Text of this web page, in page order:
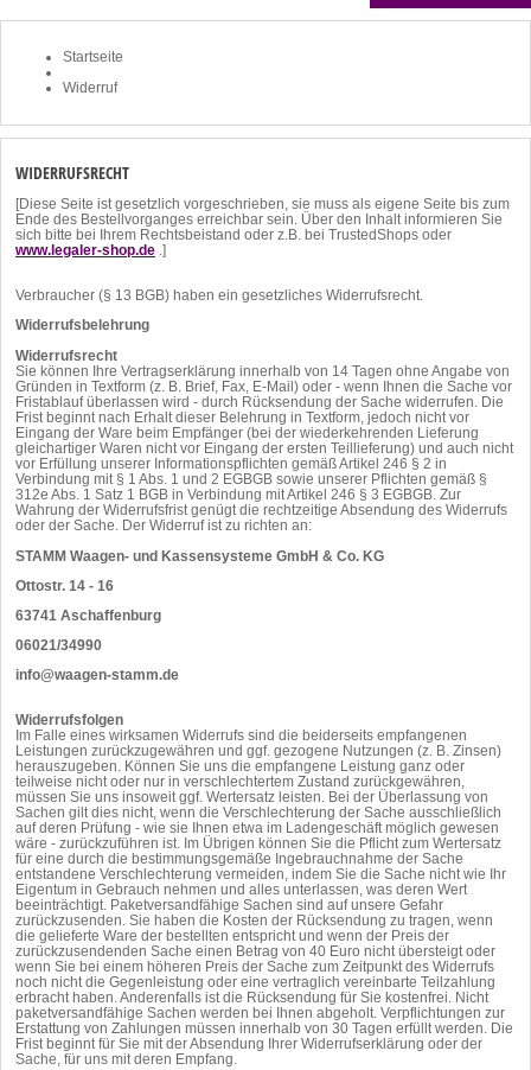
Startseite
Widerruf
WIDERRUFSRECHT
[Diese Seite ist gesetzlich vorgeschrieben, sie muss als eigene Seite bis zum
Ende des Bestellvorganges erreichbar sein. Über den Inhalt informieren Sie
sich bitte bei Ihrem Rechtsbeistand oder z.B. bei TrustedShops oder
www.legaler-shop.de .]
Verbraucher (§ 13 BGB) haben ein gesetzliches Widerrufsrecht.
Widerrufsbelehrung
Widerrufsrecht
Sie können Ihre Vertragserklärung innerhalb von 14 Tagen ohne Angabe von
Gründen in Textform (z. B. Brief, Fax, E-Mail) oder - wenn Ihnen die Sache vor
Fristablauf überlassen wird - durch Rücksendung der Sache widerrufen. Die
Frist beginnt nach Erhalt dieser Belehrung in Textform, jedoch nicht vor
Eingang der Ware beim Empfänger (bei der wiederkehrenden Lieferung
gleichartiger Waren nicht vor Eingang der ersten Teillieferung) und auch nicht
vor Erfüllung unserer Informationspflichten gemäß Artikel 246 § 2 in
Verbindung mit § 1 Abs. 1 und 2 EGBGB sowie unserer Pflichten gemäß §
312e Abs. 1 Satz 1 BGB in Verbindung mit Artikel 246 § 3 EGBGB. Zur
Wahrung der Widerrufsfrist genügt die rechtzeitige Absendung des Widerrufs
oder der Sache. Der Widerruf ist zu richten an:
STAMM Waagen- und Kassensysteme GmbH & Co. KG
Ottostr. 14 - 16
63741 Aschaffenburg
06021/34990
info@waagen-stamm.de
Widerrufsfolgen
Im Falle eines wirksamen Widerrufs sind die beiderseits empfangenen
Leistungen zurückzugewähren und ggf. gezogene Nutzungen (z. B. Zinsen)
herauszugeben. Können Sie uns die empfangene Leistung ganz oder
teilweise nicht oder nur in verschlechtertem Zustand zurückgewähren,
müssen Sie uns insoweit ggf. Wertersatz leisten. Bei der Überlassung von
Sachen gilt dies nicht, wenn die Verschlechterung der Sache ausschließlich
auf deren Prüfung - wie sie Ihnen etwa im Ladengeschäft möglich gewesen
wäre - zurückzuführen ist. Im Übrigen können Sie die Pflicht zum Wertersatz
für eine durch die bestimmungsgemäße Ingebrauchnahme der Sache
entstandene Verschlechterung vermeiden, indem Sie die Sache nicht wie Ihr
Eigentum in Gebrauch nehmen und alles unterlassen, was deren Wert
beeinträchtigt. Paketversandfähige Sachen sind auf unsere Gefahr
zurückzusenden. Sie haben die Kosten der Rücksendung zu tragen, wenn
die gelieferte Ware der bestellten entspricht und wenn der Preis der
zurückzusendenden Sache einen Betrag von 40 Euro nicht übersteigt oder
wenn Sie bei einem höheren Preis der Sache zum Zeitpunkt des Widerrufs
noch nicht die Gegenleistung oder eine vertraglich vereinbarte Teilzahlung
erbracht haben. Anderenfalls ist die Rücksendung für Sie kostenfrei. Nicht
paketversandfähige Sachen werden bei Ihnen abgeholt. Verpflichtungen zur
Erstattung von Zahlungen müssen innerhalb von 30 Tagen erfüllt werden. Die
Frist beginnt für Sie mit der Absendung Ihrer Widerrufserklärung oder der
Sache, für uns mit deren Empfang.